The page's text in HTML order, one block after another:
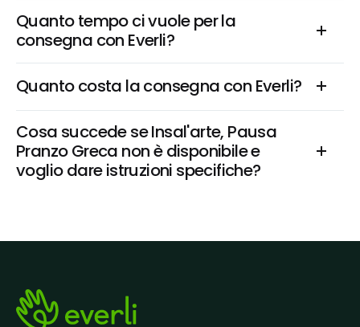
Quanto tempo ci vuole per la
consegna con Everli?
Quanto costa la consegna con Everli?
Cosa succede se Insal'arte, Pausa
Pranzo Greca non è disponibile e
voglio dare istruzioni specifiche?